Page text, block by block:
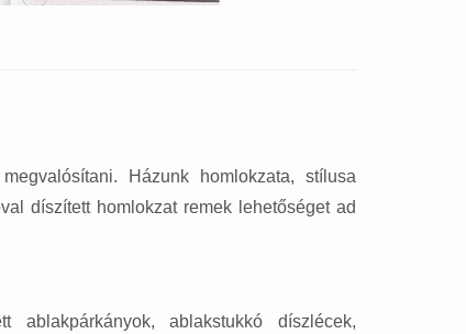
Házunk homlokzata, stílusa
díszített homlokzat remek lehetőséget ad
ablakpárkányok, ablakstukkó díszlécek,